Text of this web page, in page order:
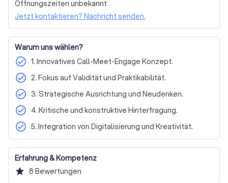
Unternehmens gestalten. Fordern Sie ein kostenloses
Angebot an und erfahren Sie, wie wir Sie unterstützen
können, Ihre Führungsstärke und die Ihres Teams zu
maximieren.
Ernährungsberatung, Gesundheitscoaching & Personal
Trainer
Karriereberatung
Business- & Managementcoaching
Keine Präferenz ob online oder in Person
Kinder- & Jugendcoaching
Öffnungszeiten unbekannt
Jetzt kontaktieren? Nachricht senden.
Warum uns wählen?
check_circle 1. Innovatives Call-Meet-Engage Konzept.
check_circle 2. Fokus auf Validität und Praktikabilität.
check_circle 3. Strategische Ausrichtung und Neudenken.
check_circle 4. Kritische und konstruktive Hinterfragung.
check_circle 5. Integration von Digitalisierung und Kreativität.
Erfahrung & Kompetenz
star 8 Bewertungen